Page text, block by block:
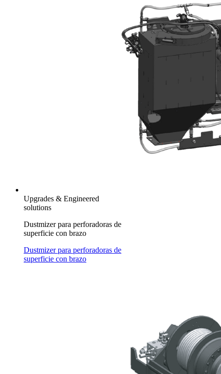
Upgrades & Engineered
solutions
Dustmizer para perforadoras de
superficie con brazo
Dustmizer para perforadoras de
superficie con brazo